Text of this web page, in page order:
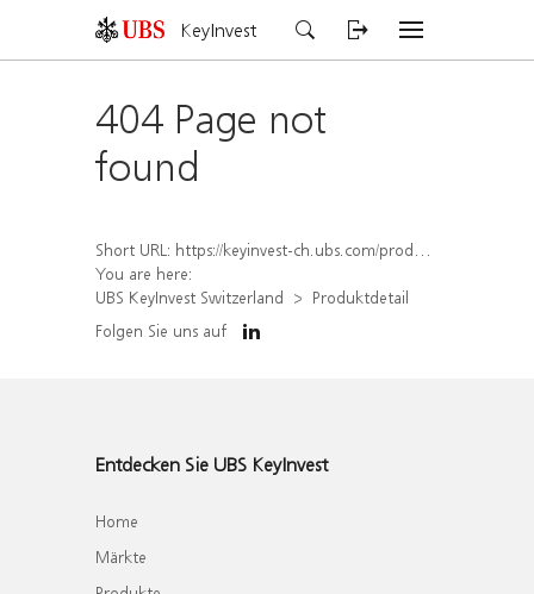
KeyInvest
404 Page not
found
Short URL: https://keyinvest-ch.ubs.com/produkt/detail/index/isin/CH1579753646
You are here:
UBS KeyInvest Switzerland
Produktdetail
Folgen Sie uns auf
Entdecken Sie UBS KeyInvest
Home
Märkte